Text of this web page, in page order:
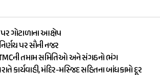
ગોટાળાના આક્ષેપ
પર સૌની નજર
તમામ સમિતિઓ અને સંગઠનો ભંગ
કાર્યવાહી, મંદિર-મસ્જિદ સહિતના બાંધકામો દૂર